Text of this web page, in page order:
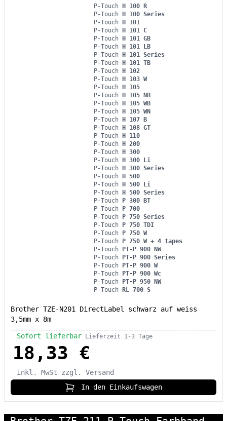
P-Touch H 100 R
P-Touch H 100 Series
P-Touch H 101
P-Touch H 101 C
P-Touch H 101 GB
P-Touch H 101 LB
P-Touch H 101 Series
P-Touch H 101 TB
P-Touch H 102
P-Touch H 103 W
P-Touch H 105
P-Touch H 105 NB
P-Touch H 105 WB
P-Touch H 105 WN
P-Touch H 107 B
P-Touch H 108 GT
P-Touch H 110
P-Touch H 200
P-Touch H 300
P-Touch H 300 Li
P-Touch H 300 Series
P-Touch H 500
P-Touch H 500 Li
P-Touch H 500 Series
P-Touch P 300 BT
P-Touch P 700
P-Touch P 750 Series
P-Touch P 750 TDI
P-Touch P 750 W
P-Touch P 750 W + 4 tapes
P-Touch PT-P 900 NW
P-Touch PT-P 900 Series
P-Touch PT-P 900 W
P-Touch PT-P 900 Wc
P-Touch PT-P 950 NW
P-Touch RL 700 S
Brother TZE-N201 DirectLabel schwarz auf weiss
3,5mm x 8m
Sofort lieferbar Lieferzeit 1-3 Tage
18,33 €
inkl. MwSt
zzgl. Versand
In den Einkaufswagen